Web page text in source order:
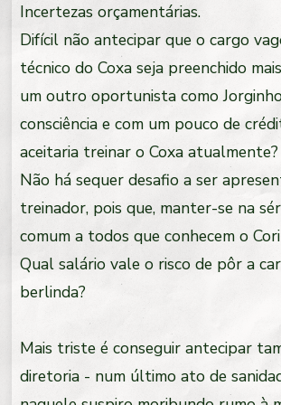
Incertezas orçamentárias.
Difícil não antecipar que o cargo
técnico do Coxa seja preenchido
um outro oportunista como
consciência e com um pouco de
aceitaria treinar o Coxa atualmente?
Não há sequer desafio a ser
treinador, pois que, manter-se na
comum a todos que conhecem o
Qual salário vale o risco de pôr a
berlinda?
Mais triste é conseguir antecipar
diretoria - num último ato de